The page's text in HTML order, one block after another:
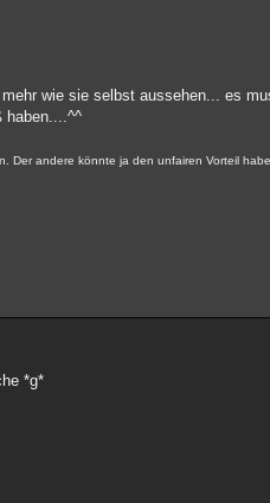
wie sie selbst aussehen... es
haben....^^
Der andere könnte ja den unfairen Vorteil
*g*